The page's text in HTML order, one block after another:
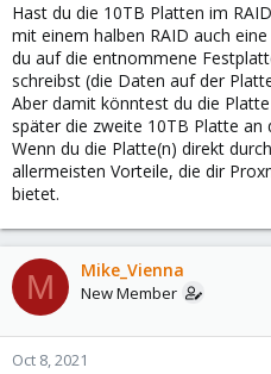
Hast du die 10TB Platten im
mit einem halben RAID auch
du auf die entnommene
schreibst (die Daten auf der
Aber damit könntest du die
später die zweite 10TB Platte an
Wenn du die Platte(n) direkt
allermeisten Vorteile, die dir
bietet.
M Mike_Vienna
New Member
Oct 8, 2021